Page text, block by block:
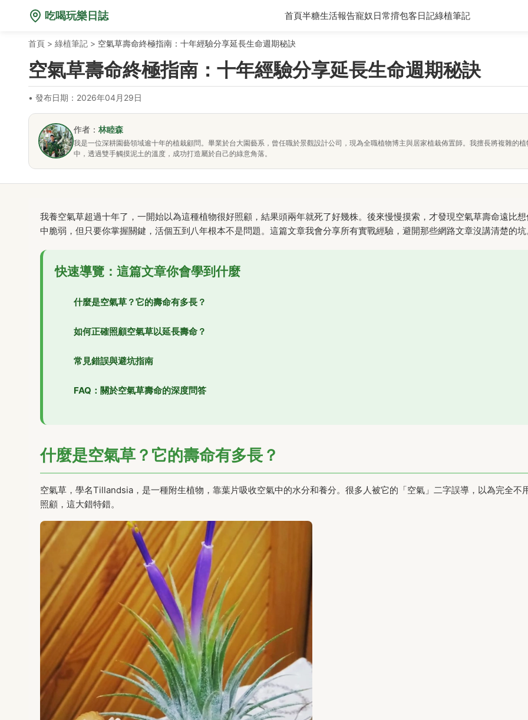
吃喝玩樂日誌 首頁半糖生活報告寵奴日常揹包客日記綠植筆記
首頁 > 綠植筆記 > 空氣草壽命終極指南：十年經驗分享延長生命週期秘訣
空氣草壽命終極指南：十年經驗分享延長生命週期秘訣
• 發布日期：2026年04月29日
作者： 林睦森
我是一位深耕園藝領域逾十年的植栽顧問。畢業於台大園藝系，曾任職於景觀設計公司，現為全職植物博主與居家植栽佈置師。我擅長將複雜的
中，透過雙手觸摸泥土的溫度，成功打造屬於自己的綠意角落。
我養空氣草超過十年了，一開始以為這種植物很好照顧，結果頭兩年就死了好幾株。後來慢慢摸索，才發現空氣草壽命遠比
中脆弱，但只要你掌握關鍵，活個五到八年根本不是問題。這篇文章我會分享所有實戰經驗，避開那些網路文章沒講清楚的
快速導覽：這篇文章你會學到什麼
什麼是空氣草？它的壽命有多長？
如何正確照顧空氣草以延長壽命？
常見錯誤與避坑指南
FAQ：關於空氣草壽命的深度問答
什麼是空氣草？它的壽命有多長？
空氣草，學名Tillandsia，是一種附生植物，靠葉片吸收空氣中的水分和養分。很多人被它的「空氣」二字誤導，以為完全不
照顧，這大錯特錯。